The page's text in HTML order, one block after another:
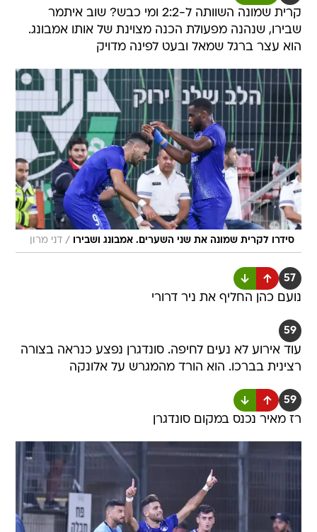
קרית שמונה השוותה ל-2:2 ומי כבש? שוב איתמר
שבירו, שנהנה מפעולת הכנה מצוינת של אותו אמבונג.
הוא עצר ברגל שמאל ובעט לפינה מדויק
סידרו לקרית שמונה את שני השערים. אמבונג ושבירו / דני מרון
57
נועם כהן החליף את ניר דרורי
59
עוד אירוע לא נעים לחיפה. סונדגרן נפצע כנראה בצורה
רצינית בברכו. הוא הורד מהמגרש על אלונקה
59
רז מאיר נכנס במקום סונדגרן